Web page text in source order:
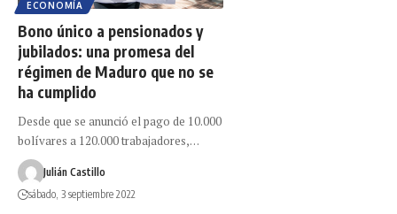
ECONOMÍA
Bono único a pensionados y
jubilados: una promesa del
régimen de Maduro que no se
ha cumplido
Desde que se anunció el pago de 10.000
bolívares a 120.000 trabajadores,…
Julián Castillo
sábado, 3 septiembre 2022